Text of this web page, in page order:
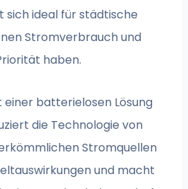
sich ideal für städtische
Stromverbrauch und
haben.
batterielosen Lösung
die Technologie von
Stromquellen
und macht